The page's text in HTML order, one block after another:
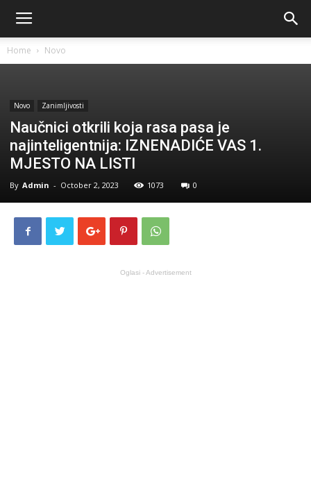
Home Novo
Novo Zanimljivosti
Naučnici otkrili koja rasa pasa je
najinteligentnija: IZNENADIĆE VAS 1.
MJESTO NA LISTI
By Admin - October 2, 2023 1073 0
Oglasi - Advertisement